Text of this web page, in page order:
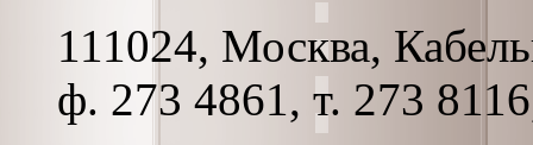
111024, Москва,
ф. 273 4861, т. 273